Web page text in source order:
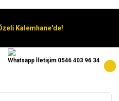
Kalemhane'de!
Whatsapp İletişim 0546 403 96 34